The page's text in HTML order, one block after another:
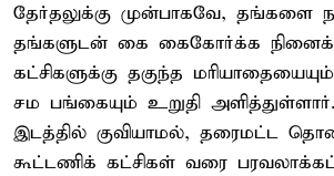
தேர்தலுக்கு முன்பாகவே, தங்களை
தங்களுடன் கை கைகோர்க்க
கட்சிகளுக்கு தகுந்த
சம பங்கையும் உறுதி
இடத்தில் குவியாமல், தரைமட்ட
கூட்டணிக் கட்சிகள் வரை